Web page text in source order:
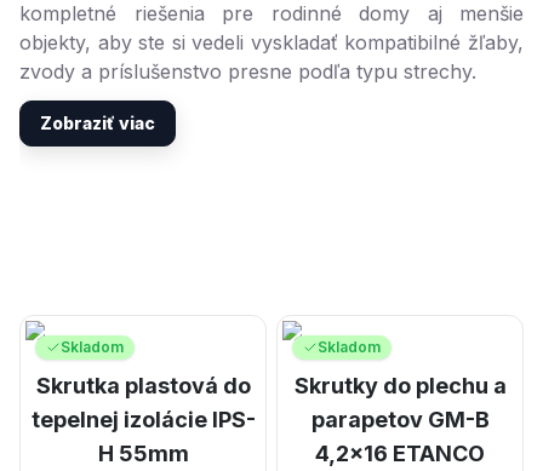
kompletné riešenia pre rodinné domy aj menšie
objekty, aby ste si vedeli vyskladať kompatibilné žľaby,
zvody a príslušenstvo presne podľa typu strechy.
Zobraziť viac
Skladom
Skrutka plastová do
tepelnej izolácie IPS-
H 55mm
Skladom
Skrutky do plechu a
parapetov GM-B
4,2x16 ETANCO